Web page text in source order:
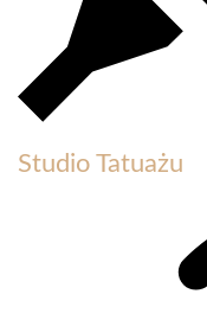
Studio Tatuażu